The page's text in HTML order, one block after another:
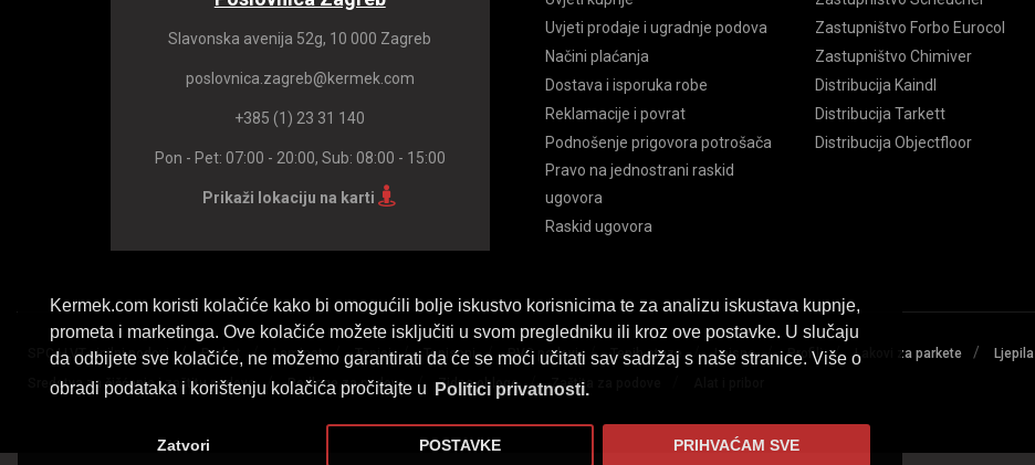
Kermek.com koristi kolačiće kako bi omogućili bolje iskustvo korisnicima te za analizu iskustava kupnje,
prometa i marketinga. Ove kolačiće možete isključiti u svom pregledniku ili kroz ove postavke. U slučaju
da odbijete sve kolačiće, ne možemo garantirati da će se moći učitati sav sadržaj s naše stranice. Više o
obradi podataka i korištenju kolačića pročitajte u
Politici privatnosti.
Zatvori POSTAVKE PRIHVAĆAM SVE
Slavonska avenija 52g, 10 000 Zagreb
poslovnica.zagreb@kermek.com
+385 (1) 23 31 140
Pon - Pet: 07:00 - 20:00, Sub: 08:00 - 15:00
Prikaži lokaciju na karti
Uvjeti prodaje i ugradnje podova
Načini plaćanja
Dostava i isporuka robe
Reklamacije i povrat
Podnošenje prigovora potrošača
Pravo na jednostrani raskid
ugovora
Raskid ugovora
Zastupništvo Forbo Eurocol
Zastupništvo Chimiver
Distribucija Kaindl
Distribucija Tarkett
Distribucija Objectfloor
SPC I LVT vinilni podovi / Parket / Laminat / Tepisi / Tapisoni / PVC podovi / Tepih staze / Lajsne / Profili / Lakovi za parkete / Ljepila
Sredstva za čišćenje i zaštitu podova / Podloge za podove / Zidne obloge / Zaštita za podove